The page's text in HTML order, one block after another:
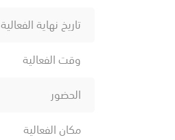
تاريخ نهاية الفعالية
وقت الفعالية
الحضور
مكان الفعالية